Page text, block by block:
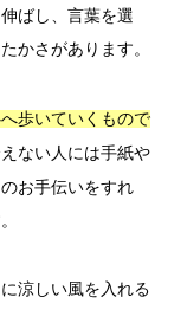
ばし、言葉を選
かさがあります。
歩いていくもので
ない人には手紙や
お手伝いをすれ
涼しい風を入れる